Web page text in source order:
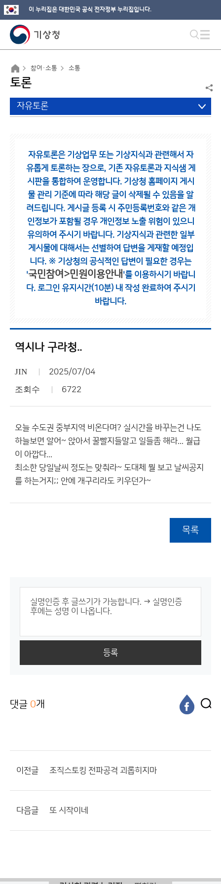
이 누리집은 대한민국 공식 전자정부 누리집입니다.
참여·소통 소통
토론
자유토론
자유토론은 기상업무 또는 기상지식과 관련해서 자
유롭게 토론하는 장으로, 기존 자유토론과 지식샘 게
시판을 통합하여 운영합니다. 기상청 홈페이지 게시
물 관리 기준에 따라 해당 글이 삭제될 수 있음을 알
려드립니다. 게시글 등록 시 주민등록번호와 같은 개
인정보가 포함될 경우 개인정보 노출 위험이 있으니
유의하여 주시기 바랍니다. 기상지식과 관련한 일부
게시물에 대해서는 선별하여 답변을 게재할 예정입
니다. ※ 기상청의 공식적인 답변이 필요한 경우는
'국민참여>민원이용안내 '를 이용하시기 바랍니
다. 로그인 유지시간(10분) 내 작성 완료하여 주시기
바랍니다.
역시나 구라청..
JIN 2025/07/04
조회수 6722
오늘 수도권 중부지역 비온다며? 실시간을 바꾸는건 나도
하늘보면 알어~ 앉아서 꿀빨지들말고 일들좀 해라... 월급
이 아깝다...
최소한 당일날씨 정도는 맞춰라~ 도대체 뭘 보고 날씨공지
를 하는거지;; 안에 개구리라도 키우던가~
목록
등록
댓글 0개
이전글 조직스토킹 전파공격 괴롭히지마
다음글 또 시작이네